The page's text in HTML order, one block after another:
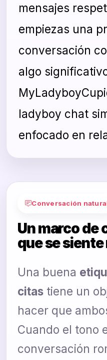
mensajes
empiezas una
conversación
algo
ladyboy chat
enfocado en
Conversación
Un marco de
que se
Una buena
citas tiene un
hacer que
Cuando el tono
conversación